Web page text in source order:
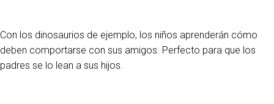
Con los dinosaurios de ejemplo, los niños aprenderán cómo
deben comportarse con sus amigos. Perfecto para que los
padres se lo lean a sus hijos.